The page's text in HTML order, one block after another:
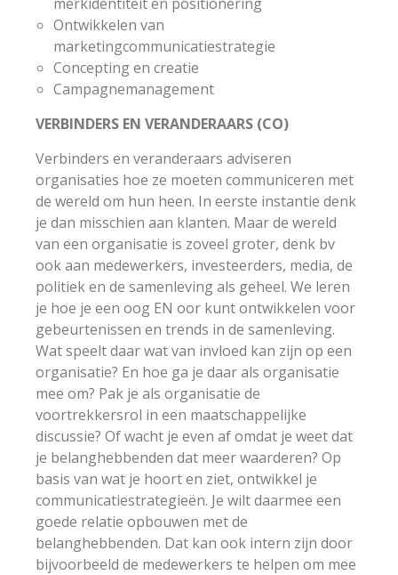
Ontwikkelen van
marketingcommunicatiestrategie
Concepting en creatie
Campagnemanagement
VERBINDERS EN VERANDERAARS (CO)
Verbinders en veranderaars adviseren
organisaties hoe ze moeten communiceren met
de wereld om hun heen. In eerste instantie denk
je dan misschien aan klanten. Maar de wereld
van een organisatie is zoveel groter, denk bv
ook aan medewerkers, investeerders, media, de
politiek en de samenleving als geheel. We leren
je hoe je een oog EN oor kunt ontwikkelen voor
gebeurtenissen en trends in de samenleving.
Wat speelt daar wat van invloed kan zijn op een
organisatie? En hoe ga je daar als organisatie
mee om? Pak je als organisatie de
voortrekkersrol in een maatschappelijke
discussie? Of wacht je even af omdat je weet dat
je belanghebbenden dat meer waarderen? Op
basis van wat je hoort en ziet, ontwikkel je
communicatiestrategieën. Je wilt daarmee een
goede relatie opbouwen met de
belanghebbenden. Dat kan ook intern zijn door
bijvoorbeeld de medewerkers te helpen om mee